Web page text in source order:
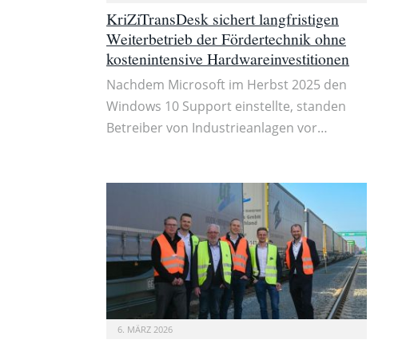
KriZiTransDesk sichert langfristigen
Weiterbetrieb der Fördertechnik ohne
kostenintensive Hardwareinvestitionen
Nachdem Microsoft im Herbst 2025 den
Windows 10 Support einstellte, standen
Betreiber von Industrieanlagen vor…
6. MÄRZ 2026